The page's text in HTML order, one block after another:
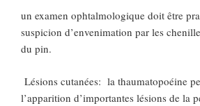
un examen ophtalmologique doit être
suspicion d’envenimation par les
du pin.
Lésions cutanées: la thaumatopoéine
l’apparition d’importantes lésions de la